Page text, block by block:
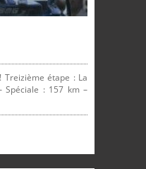
étape : La
Spéciale : 157 km –